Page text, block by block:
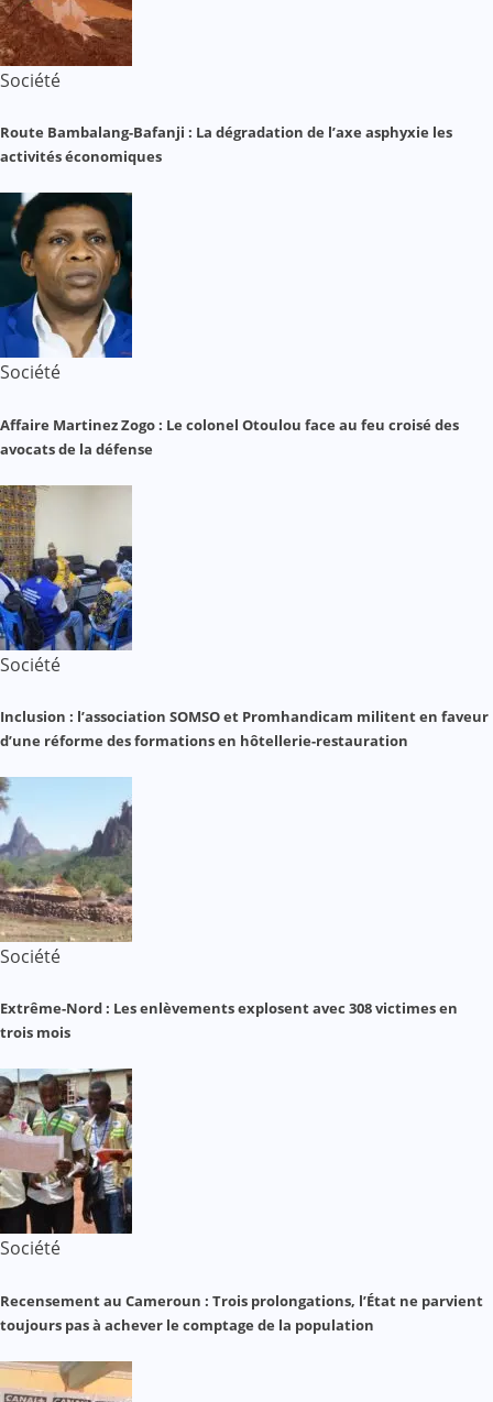
Société
Route Bambalang-Bafanji : La dégradation de l’axe asphyxie les
activités économiques
Société
Affaire Martinez Zogo : Le colonel Otoulou face au feu croisé des
avocats de la défense
Société
Inclusion : l’association SOMSO et Promhandicam militent en faveur
d’une réforme des formations en hôtellerie-restauration
Société
Extrême-Nord : Les enlèvements explosent avec 308 victimes en
trois mois
Société
Recensement au Cameroun : Trois prolongations, l’État ne parvient
toujours pas à achever le comptage de la population